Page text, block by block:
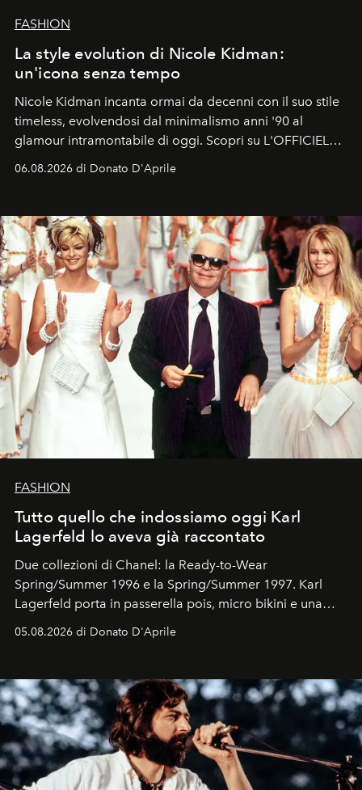
FASHION
La style evolution di Nicole Kidman:
un'icona senza tempo
Nicole Kidman incanta ormai da decenni con il suo stile
timeless, evolvendosi dal minimalismo anni '90 al
glamour intramontabile di oggi. Scopri su L'OFFICIEL
Italia la sua style evolution.
06.08.2026 di Donato D'Aprile
FASHION
Tutto quello che indossiamo oggi Karl
Lagerfeld lo aveva già raccontato
Due collezioni di Chanel: la Ready-to-Wear
Spring/Summer 1996 e la Spring/Summer 1997. Karl
Lagerfeld porta in passerella pois, micro bikini e una
logomania pensata per la spiaggia
Kate, Claudia e Carla una dietro l'altra. Trent'anni dopo,
uno dei documenti più contemporanei che abbiamo.
05.08.2026 di Donato D'Aprile